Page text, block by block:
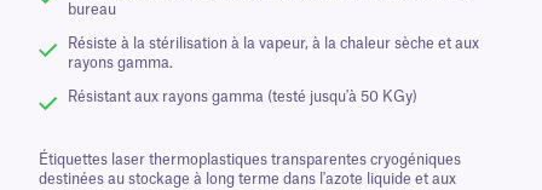
bureau
Résiste à la stérilisation à la vapeur, à la chaleur sèche et aux
rayons gamma.
Résistant aux rayons gamma (testé jusqu'à 50 KGy)
Étiquettes laser thermoplastiques transparentes cryogéniques
destinées au stockage à long terme dans l'azote liquide et aux